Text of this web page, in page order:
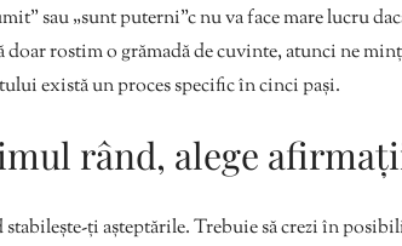
sau „sunt puterni”c nu va face mare lucru
doar rostim o grămadă de cuvinte, atunci ne
există un proces specific în cinci pași.
rând, alege
ți așteptările. Trebuie să crezi în